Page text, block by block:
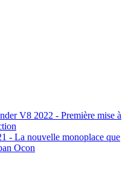
V8 2022 - Première mise à
- La nouvelle monoplace que
Ocon